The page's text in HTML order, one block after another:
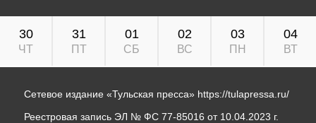
30
ЧТ
31
ПТ
01
СБ
02
ВС
03
ПН
04
ВТ
Сетевое издание «Тульская пресса» https://tulapressa.ru/
Реестровая запись ЭЛ № ФС 77-85016 от 10.04.2023 г.